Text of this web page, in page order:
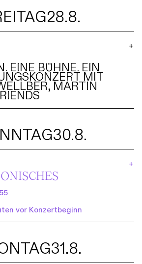
28.8.
EINE BÜHNE. EIN
MIT
MARTIN
+
30.8.
vor Konzertbeginn
+
31.8.